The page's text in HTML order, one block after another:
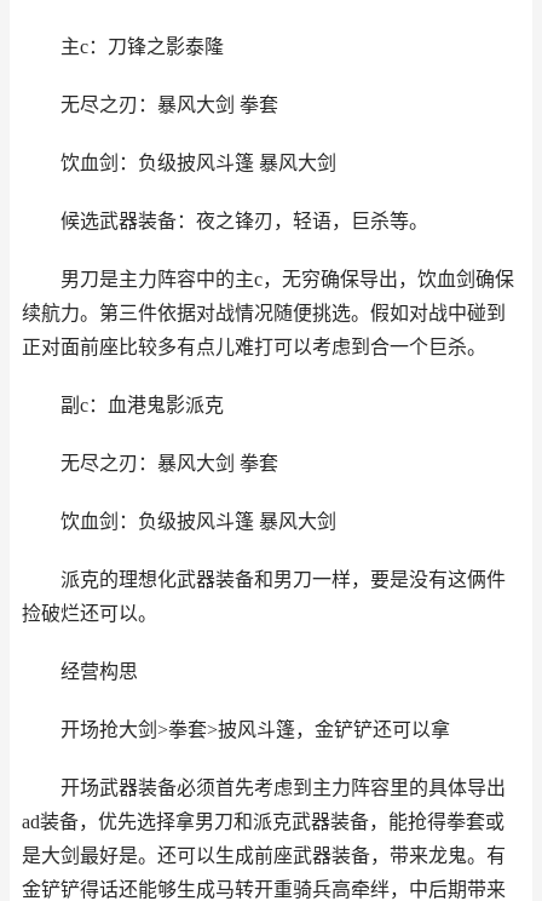
主c：刀锋之影泰隆
无尽之刃：暴风大剑 拳套
饮血剑：负级披风斗篷 暴风大剑
候选武器装备：夜之锋刃，轻语，巨杀等。
男刀是主力阵容中的主c，无穷确保导出，饮血剑确保
续航力。第三件依据对战情况随便挑选。假如对战中碰到
正对面前座比较多有点儿难打可以考虑到合一个巨杀。
副c：血港鬼影派克
无尽之刃：暴风大剑 拳套
饮血剑：负级披风斗篷 暴风大剑
派克的理想化武器装备和男刀一样，要是没有这俩件
捡破烂还可以。
经营构思
开场抢大剑>拳套>披风斗篷，金铲铲还可以拿
开场武器装备必须首先考虑到主力阵容里的具体导出
ad装备，优先选择拿男刀和派克武器装备，能抢得拳套或
是大剑最好是。还可以生成前座武器装备，带来龙鬼。有
金铲铲得话还能够生成马转开重骑兵高牵绊，中后期带来